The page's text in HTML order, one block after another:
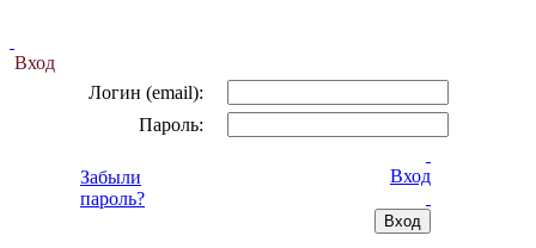
Вход
Логин (email):
Пароль:
Забыли
пароль?
Вход